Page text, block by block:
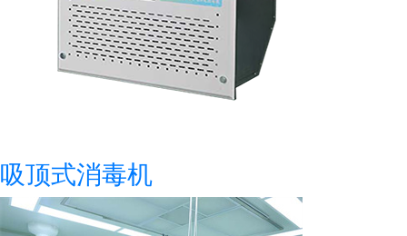
吸顶式消毒机